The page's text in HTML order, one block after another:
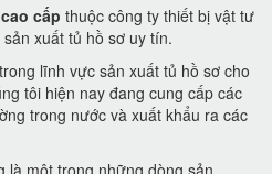
cấp thuộc công ty thiết bị vật tư
xuất tủ hồ sơ uy tín.
lĩnh vực sản xuất tủ hồ sơ cho
tôi hiện nay đang cung cấp các
trong nước và xuất khẩu ra các
là một trong những dòng sản